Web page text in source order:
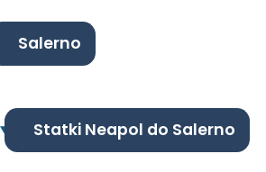
Salerno
Statki Neapol do Salerno